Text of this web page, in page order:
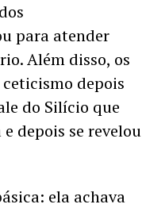
para atender
Além disso, os
depois
do Silício que
depois se revelou
ela achava